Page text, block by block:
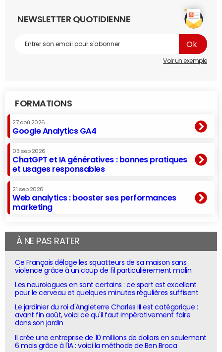
NEWSLETTER QUOTIDIENNE
Voir un exemple
FORMATIONS
27 aoû 2026
Google Analytics GA4
03 sep 2026
ChatGPT et IA génératives : bonnes pratiques
et usages responsables
21 sep 2026
Web analytics : booster ses performances
marketing
À NE PAS RATER
Ce Français déloge les squatteurs de sa maison sans
violence grâce à un coup de fil particulièrement malin
Les neurologues en sont certains : ce sport est excellent
pour le cerveau et quelques minutes régulières suffisent
Le jardinier du roi d'Angleterre Charles III est catégorique :
avant fin août, voici ce qu'il faut impérativement faire
dans son jardin
Il crée une entreprise de 10 millions de dollars en seulement
6 mois grâce à l'IA : voici la méthode de Ben Broca